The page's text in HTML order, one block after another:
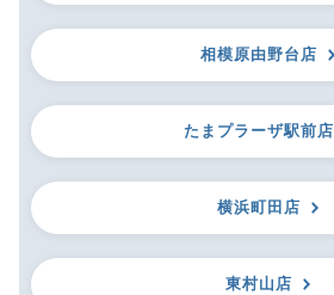
相模原由野台店
たまプラーザ駅前店
横浜町田店
東村山店